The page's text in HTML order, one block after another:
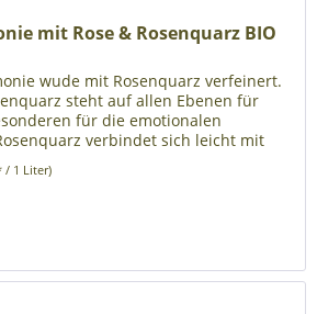
mit Rose & Rosenquarz BIO
wude mit Rosenquarz verfeinert.
steht auf allen Ebenen für
für die emotionalen
verbindet sich leicht mit
/ 1 Liter)